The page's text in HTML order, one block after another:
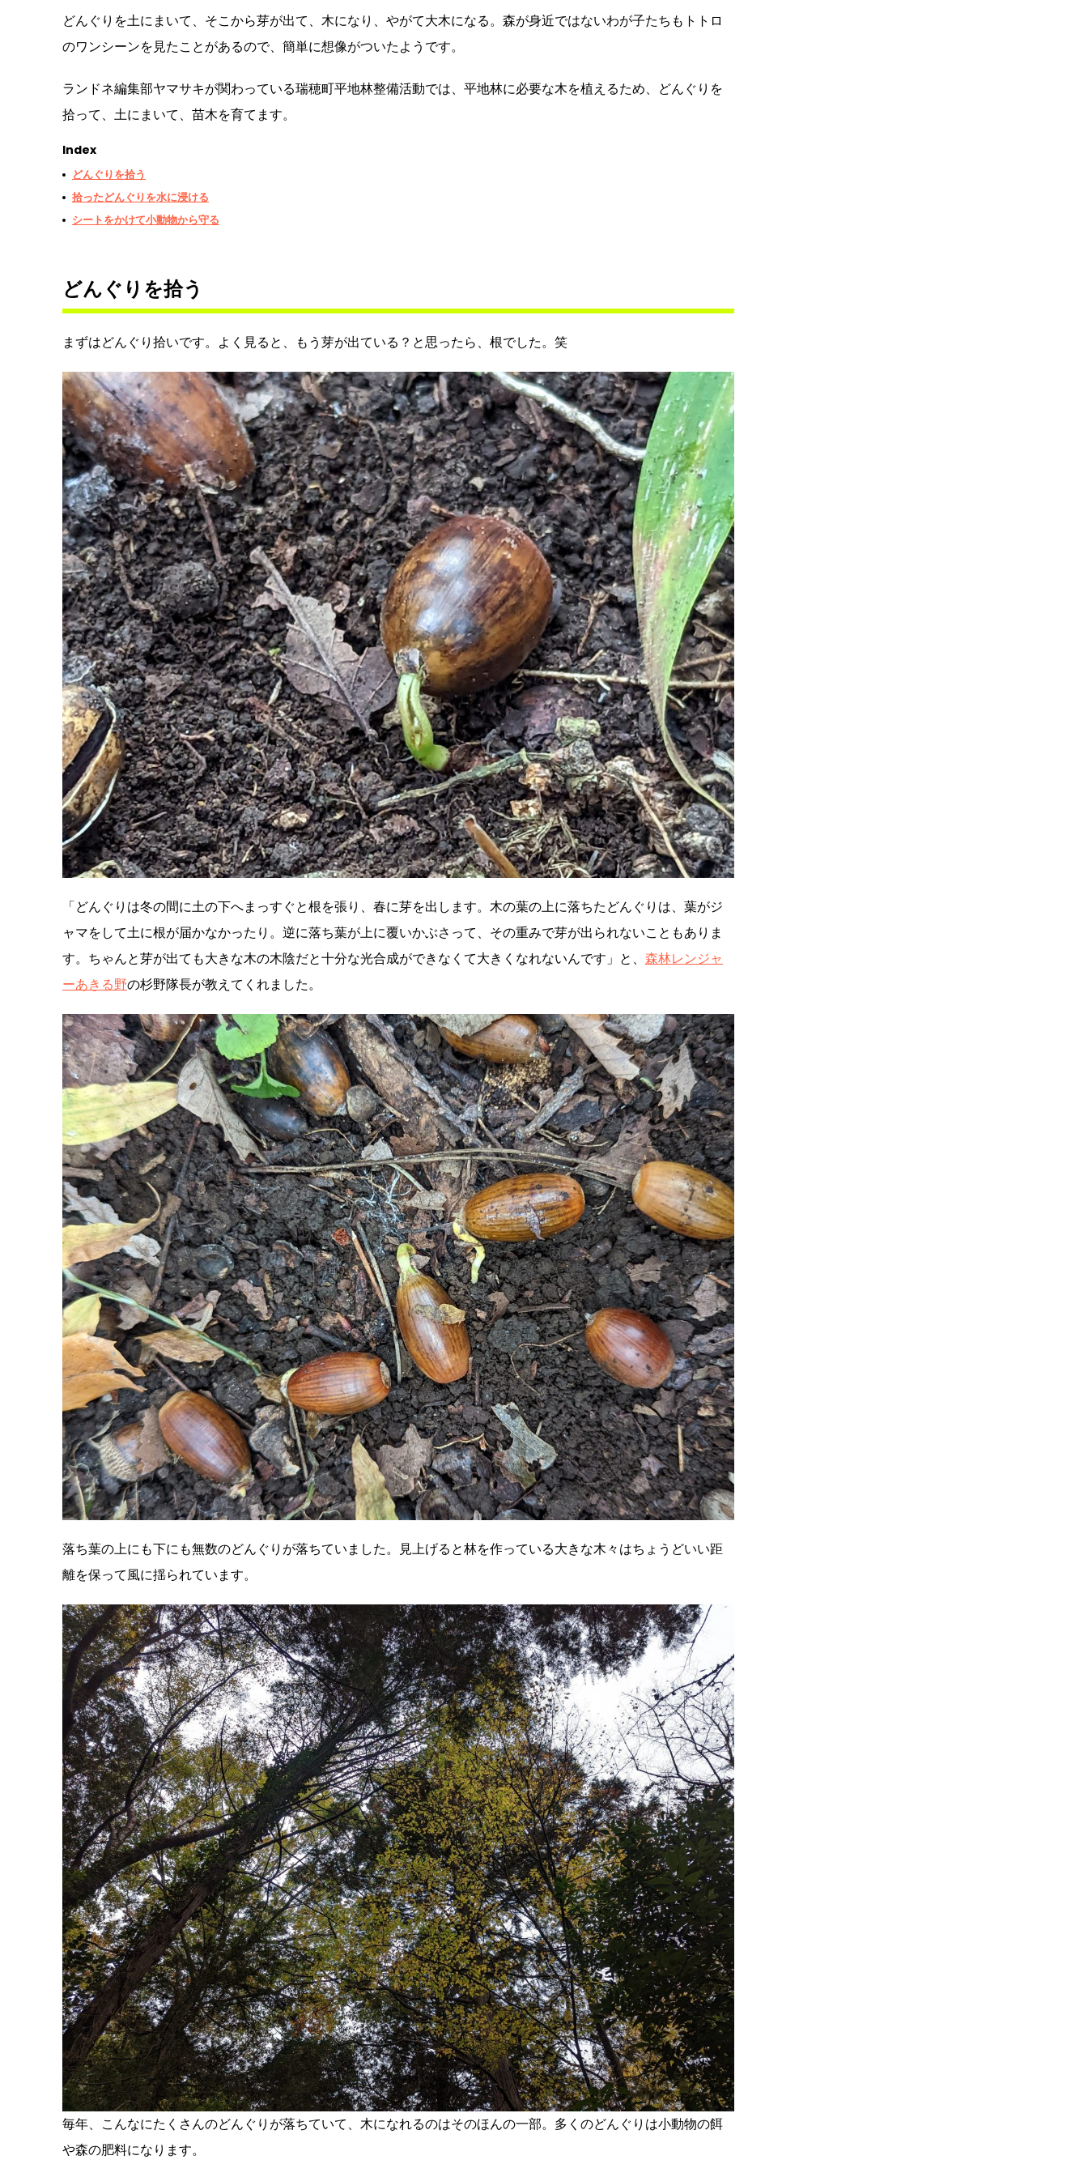
どんぐりを土にまいて、そこから芽が出て、木になり、やがて大木になる。森が身近ではないわが子たちもトトロ
のワンシーンを見たことがあるので、簡単に想像がついたようです。
ランドネ編集部ヤマサキが関わっている瑞穂町平地林整備活動では、平地林に必要な木を植えるため、どんぐりを
拾って、土にまいて、苗木を育てます。
Index
どんぐりを拾う
拾ったどんぐりを水に浸ける
シートをかけて小動物から守る
どんぐりを拾う
まずはどんぐり拾いです。よく見ると、もう芽が出ている？と思ったら、根でした。笑
「どんぐりは冬の間に土の下へまっすぐと根を張り、春に芽を出します。木の葉の上に落ちたどんぐりは、葉がジ
ャマをして土に根が届かなかったり。逆に落ち葉が上に覆いかぶさって、その重みで芽が出られないこともありま
す。ちゃんと芽が出ても大きな木の木陰だと十分な光合成ができなくて大きくなれないんです」と、 森林レンジャ
ーあきる野の杉野隊長が教えてくれました。
落ち葉の上にも下にも無数のどんぐりが落ちていました。見上げると林を作っている大きな木々はちょうどいい距
離を保って風に揺られています。
毎年、こんなにたくさんのどんぐりが落ちていて、木になれるのはそのほんの一部。多くのどんぐりは小動物の餌
や森の肥料になります。